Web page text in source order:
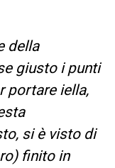
della
giusto i punti
portare iella,
si è visto di
finito in